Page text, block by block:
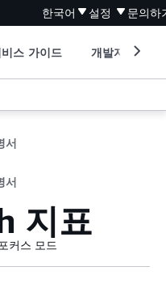
한국어 설정 문의하
스 가이드 개발자 도구
서
서
지표
포커스 모드